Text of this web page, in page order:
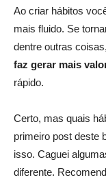
Ao criar hábitos
mais fluido. Se
dentre outras
faz gerar mais
rápido.
Certo, mas quais
primeiro post deste
isso. Caguei
diferente.